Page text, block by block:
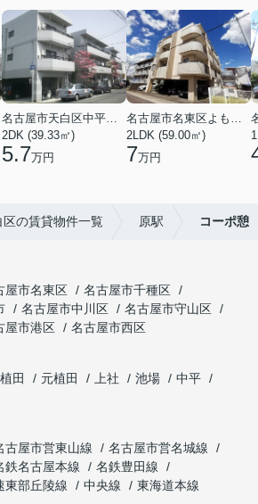
2DK (39.33㎡)
5.7万円
2LDK (59.00㎡)
7万円
の賃貸物件一覧 原駅 コーポ憩
屋市名東区
名古屋市千種区
名古屋市中川区
名古屋市守山区
屋市港区
名古屋市西区
植田 元植田 上社 池場
中平
古屋市営東山線
名古屋市営名城線
鉄名古屋本線
名鉄豊田線
東部丘陵線 中央線
東海道本線